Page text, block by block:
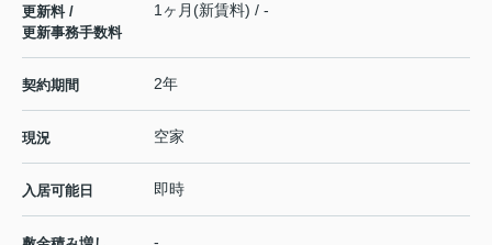
更新料 /
更新事務手数料
1ヶ月(新賃料) / -
契約期間 2年
現況 空家
入居可能日 即時